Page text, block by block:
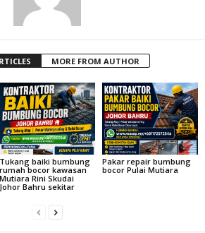
MORE FROM AUTHOR
Tukang baiki bumbung
rumah bocor kawasan
Mutiara Rini Skudai
Johor Bahru sekitar
Pakar repair bumbung
bocor Pulai Mutiara